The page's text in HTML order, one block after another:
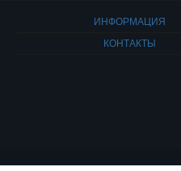
ИНФОРМАЦИЯ
КОНТАКТЫ